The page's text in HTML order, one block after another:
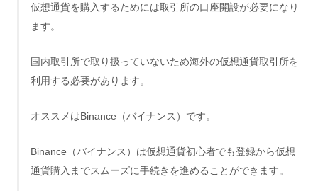
仮想通貨を購入するためには取引所の口座開設が必要になり
ます。
国内取引所で取り扱っていないため海外の仮想通貨取引所を
利用する必要があります。
オススメはBinance（バイナンス）です。
Binance（バイナンス）は仮想通貨初心者でも登録から仮想
通貨購入までスムーズに手続きを進めることができます。